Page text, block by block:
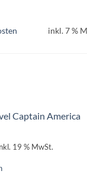
inkl. 7 %
Captain America
19 % MwSt.